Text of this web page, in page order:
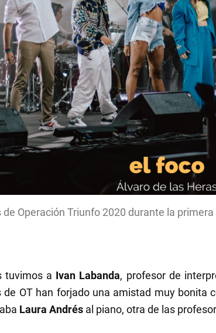
de Operación Triunfo 2020 durante la
tuvimos a Ivan Labanda, profesor de
OT han forjado una amistad muy bonita
Laura Andrés al piano, otra de las